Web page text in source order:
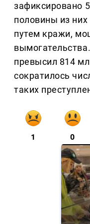
зафиксировано
половины из
путем кражи,
превысил 814
сократилось
таких
1 0